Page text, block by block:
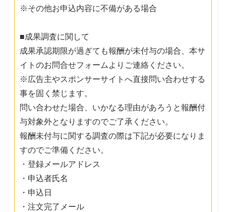
※その他お申込内容に不備がある場合
■成果調査に関して
成果承認期限が過ぎても報酬が未付与の場合、本サ
イトのお問合せフォームよりご連絡ください。
※広告主やスポンサーサイトへ直接問い合わせする
事を固く禁じます。
問い合わせた場合、いかなる理由があろうと報酬付
与対象外となりますのでご了承ください。
報酬未付与に関する調査の際は下記が必要になりま
すのでご準備ください。
・登録メールアドレス
・申込者氏名
・申込日
・注文完了メール